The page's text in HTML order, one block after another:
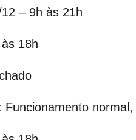
– 9h às 21h
18h
Funcionamento